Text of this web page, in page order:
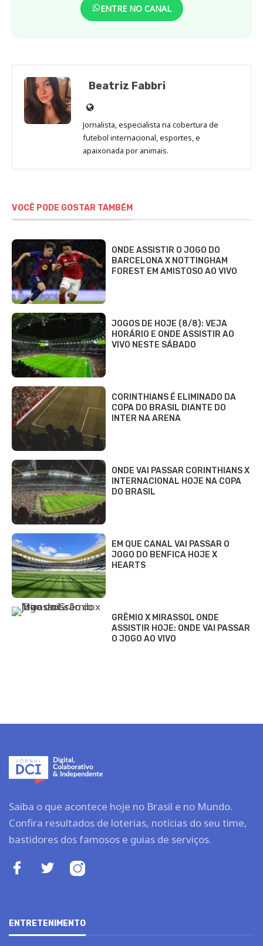
ENTRE NO CANAL
Beatriz Fabbri
Site
de
Beatriz
Fabbri
Jornalista, especialista na cobertura de
futebol internacional, esportes, e
apaixonada por animais.
VOCÊ PODE GOSTAR TAMBÉM
ONDE ASSISTIR O JOGO DO
BARCELONA X NOTTINGHAM
FOREST EM AMISTOSO AO VIVO
JOGOS DE HOJE (8/8): VEJA
HORÁRIO E ONDE ASSISTIR AO
VIVO NESTE SÁBADO
CORINTHIANS É ELIMINADO DA
COPA DO BRASIL DIANTE DO
INTER NA ARENA
ONDE VAI PASSAR CORINTHIANS X
INTERNACIONAL HOJE NA COPA
DO BRASIL
EM QUE CANAL VAI PASSAR O
JOGO DO BENFICA HOJE X
HEARTS
GRÊMIO X MIRASSOL ONDE
ASSISTIR HOJE: ONDE VAI PASSAR
O JOGO AO VIVO
Saiba o que acontece hoje no Brasil e no Mundo.
Confira resultados de loterias, notícias do seu time,
bastidores dos famosos e guias de serviços.
ENTRETENIMENTO